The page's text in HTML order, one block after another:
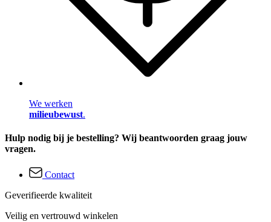
We werken
milieubewust.
Hulp nodig bij je bestelling? Wij beantwoorden graag jouw
vragen.
Contact
Geverifieerde kwaliteit
Veilig en vertrouwd winkelen